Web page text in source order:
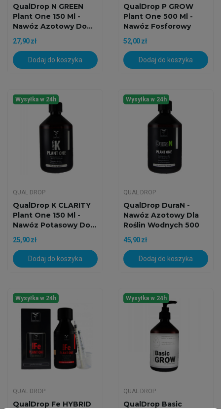
QualDrop N GREEN
Plant One 150 Ml -
Nawóz Azotowy Do...
27,90 zł
Dodaj do koszyka
QualDrop P GROW
Plant One 500 Ml -
Nawóz Fosforowy
Do...
52,00 zł
Dodaj do koszyka
Wysyłka w 24h
QUAL DROP
QualDrop K CLARITY
Plant One 150 Ml -
Nawóz Potasowy Do...
25,90 zł
Dodaj do koszyka
Wysyłka w 24h
QUAL DROP
QualDrop DuraN -
Nawóz Azotowy Dla
Roślin Wodnych 500
Ml
45,90 zł
Dodaj do koszyka
Wysyłka w 24h
QUAL DROP
QualDrop Fe HYBRID
Wysyłka w 24h
QUAL DROP
QualDrop Basic